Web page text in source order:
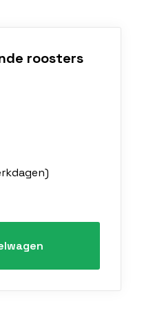
roosters